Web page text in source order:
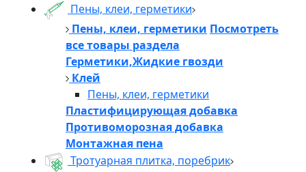
Пены, клеи, герметики
Пены, клеи, герметики Посмотреть
все товары раздела
Герметики,Жидкие гвозди
Клей
Пены, клеи, герметики
Пластифицирующая добавка
Противоморозная добавка
Монтажная пена
Тротуарная плитка, поребрик